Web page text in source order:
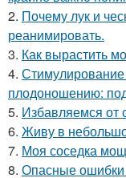
2. Почему лук и
реанимировать.
3. Как вырастить
4.
плодоношению:
5. Избавляемся от
6. Живу в
7. Моя соседка
8. Опасные ошибки